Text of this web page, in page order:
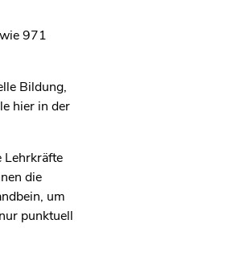
971
Bildung,
hier in der
Lehrkräfte
die
um
punktuell